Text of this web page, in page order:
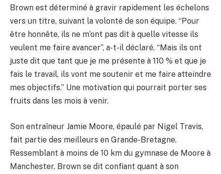
Brown est déterminé à gravir rapidement les échelons
vers un titre, suivant la volonté de son équipe. “Pour
être honnête, ils ne m’ont pas dit à quelle vitesse ils
veulent me faire avancer”, a-t-il déclaré. “Mais ils ont
juste dit que tant que je me présente à 110 % et que je
fais le travail, ils vont me soutenir et me faire atteindre
mes objectifs.” Une motivation qui pourrait porter ses
fruits dans les mois à venir.
Son entraîneur Jamie Moore, épaulé par Nigel Travis,
fait partie des meilleurs en Grande-Bretagne.
Ressemblant à moins de 10 km du gymnase de Moore à
Manchester, Brown se dit confiant quant à son